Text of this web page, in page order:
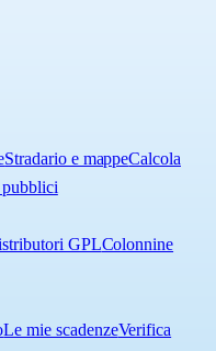
Stradario e mappeCalcola
GPLColonnine
Le mie scadenzeVerifica